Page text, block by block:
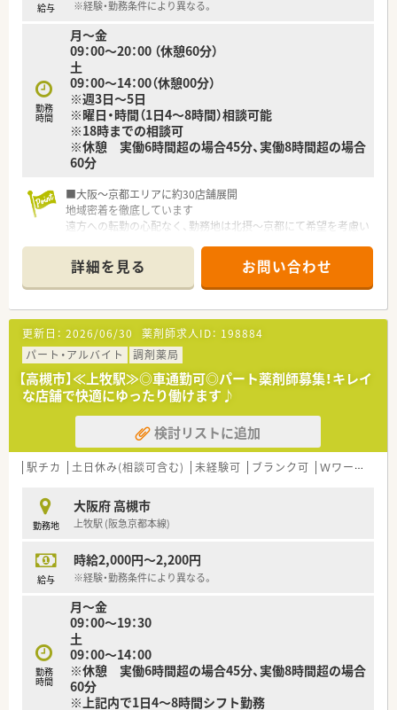
給与 ※経験・勤務条件により異なる。
勤務
時間
月～金
09：00～20：00 （休憩60分）
土
09：00～14：00（休憩00分）
※週3日～5日
※曜日・時間（1日4～8時間）相談可能
※18時までの相談可
※休憩 実働6時間超の場合45分、実働8時間超の場合
60分
■大阪～京都エリアに約30店舗展開
地域密着を徹底しています
遠方への転勤の心配なく、勤務地は北摂～京都にて希望を考慮い
■現在、健康の総合的なサポートとしてＯＴＣ併設型調剤薬局を
積極展開し、
全店調剤併設を目標に、現在は11店まで拡大中
■薬剤師向けの充実した研修制度も、
定期的に開催し実際の業務で知識の定着化を図っています
詳細を見る お問い合わせ
更新日： 2026/06/30 薬剤師求人ID： 198884
パート・アルバイト
調剤薬局
【高槻市】≪上牧駅≫◎車通勤可◎パート薬剤師募集！キレイ
な店舗で快適にゆったり働けます♪
検討リストに追加
駅チカ 土日休み(相談可含む) 未経験可 ブランク可 Ｗワーク可
勤務地
大阪府 高槻市
上牧駅 (阪急京都本線)
給与
時給2,000円～2,200円
※経験・勤務条件により異なる。
勤務
時間
月～金
09：00～19：30
土
09：00～14：00
※休憩 実働6時間超の場合45分、実働8時間超の場合
60分
※上記内で1日4～8時間シフト勤務